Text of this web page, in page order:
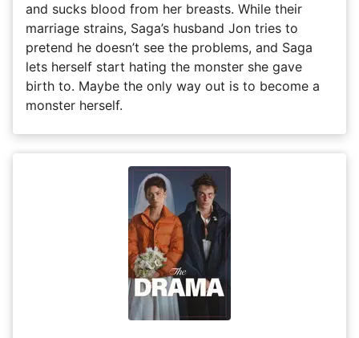
and sucks blood from her breasts. While their
marriage strains, Saga’s husband Jon tries to
pretend he doesn’t see the problems, and Saga
lets herself start hating the monster she gave
birth to. Maybe the only way out is to become a
monster herself.